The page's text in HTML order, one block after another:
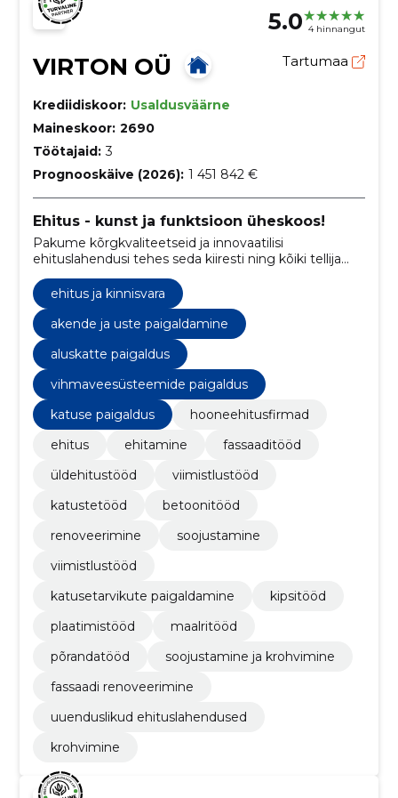
5.0 4 hinnangut
VIRTON OÜ Tartumaa
Krediidiskoor: Usaldusväärne
Maineskoor: 2690
Töötajaid: 3
Prognooskäive (2026): 1 451 842 €
Ehitus - kunst ja funktsioon üheskoos!
Pakume kõrgkvaliteetseid ja innovaatilisi
ehituslahendusi tehes seda kiiresti ning kõiki tellija
soove arvestades!
ehitus ja kinnisvara
akende ja uste paigaldamine
aluskatte paigaldus
vihmaveesüsteemide paigaldus
katuse paigaldus
hooneehitusfirmad
ehitus
ehitamine
fassaaditööd
üldehitustööd
viimistlustööd
katustetööd
betoonitööd
renoveerimine
soojustamine
viimistlustööd
katusetarvikute paigaldamine
kipsitööd
plaatimistööd
maalritööd
põrandatööd
soojustamine ja krohvimine
fassaadi renoveerimine
uuenduslikud ehituslahendused
krohvimine